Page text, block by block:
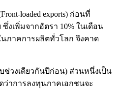
loaded exports) ก่อนที่
เพิ่มจากอัตรา 10% ในเดือน
ภาคการผลิตทั่วโลก จึงคาด
ช่วงเดียวกันปีก่อน) ส่วนหนึ่งเป็น
ว่าการลงทุนภาคเอกชนจะ